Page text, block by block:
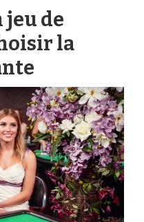
jeu de
la